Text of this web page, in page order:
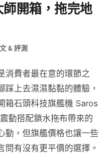
開箱，拖完地
& 評測
消費者最在意的環節之
上去濕濕黏黏的體驗，
箱石頭科技旗艦機 Saros
動搭配鎖水拖布帶來的
動，但旗艦價格也讓一些
問有沒有更平價的選擇。